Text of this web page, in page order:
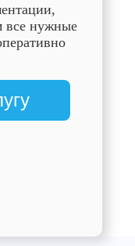
все нужные